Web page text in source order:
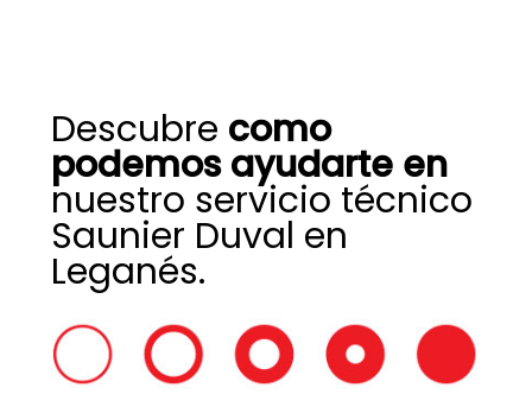
Descubre como
podemos ayudarte en
nuestro servicio técnico
Saunier Duval en
Leganés.